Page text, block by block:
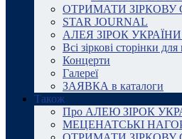
ОТРИМАТИ ЗІРКОВУ
STAR JOURNAL
АЛЕЯ ЗІРОК
Всі зіркові сторінки
Концерти
Галереї
ЗАЯВКА в каталоги
Також
Про АЛЕЮ ЗІРОК
МЕЦЕНАТСЬКІ